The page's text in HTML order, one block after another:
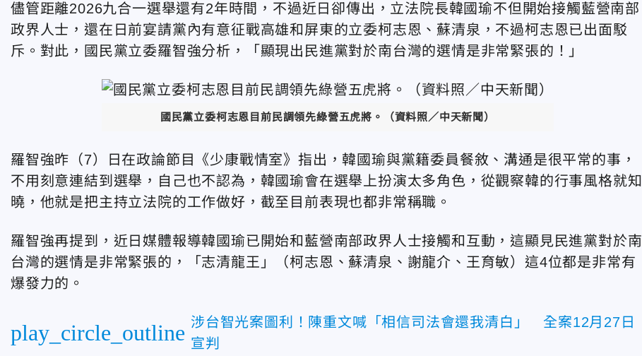
儘管距離2026九合一選舉還有2年時間，不過近日卻傳出，立法院長韓國瑜不但開始接觸藍營南部
政界人士，還在日前宴請黨內有意征戰高雄和屏東的立委柯志恩、蘇清泉，不過柯志恩已出面駁
斥。對此，國民黨立委羅智強分析，「顯現出民進黨對於南台灣的選情是非常緊張的！」
國民黨立委柯志恩目前民調領先綠營五虎將。（資料照／中天新聞）
羅智強昨（7）日在政論節目《少康戰情室》指出，韓國瑜與黨籍委員餐敘、溝通是很平常的事，
不用刻意連結到選舉，自己也不認為，韓國瑜會在選舉上扮演太多角色，從觀察韓的行事風格就知
曉，他就是把主持立法院的工作做好，截至目前表現也都非常稱職。
羅智強再提到，近日媒體報導韓國瑜已開始和藍營南部政界人士接觸和互動，這顯見民進黨對於南
台灣的選情是非常緊張的，「志清龍王」（柯志恩、蘇清泉、謝龍介、王育敏）這4位都是非常有
爆發力的。
play_circle_outline 涉台智光案圖利！陳重文喊「相信司法會還我清白」 全案12月27日
宣判